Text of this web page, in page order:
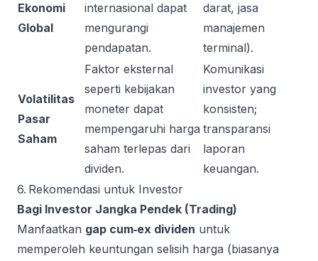
Ekonomi
Global
internasional dapat
mengurangi
pendapatan.
darat, jasa
manajemen
terminal).
Volatilitas
Pasar
Saham
Faktor eksternal
seperti kebijakan
moneter dapat
mempengaruhi harga
saham terlepas dari
dividen.
Komunikasi
investor yang
konsisten;
transparansi
laporan
keuangan.
6. Rekomendasi untuk Investor
Bagi Investor Jangka Pendek (Trading)
Manfaatkan gap cum‑ex dividen untuk
memperoleh keuntungan selisih harga (biasanya